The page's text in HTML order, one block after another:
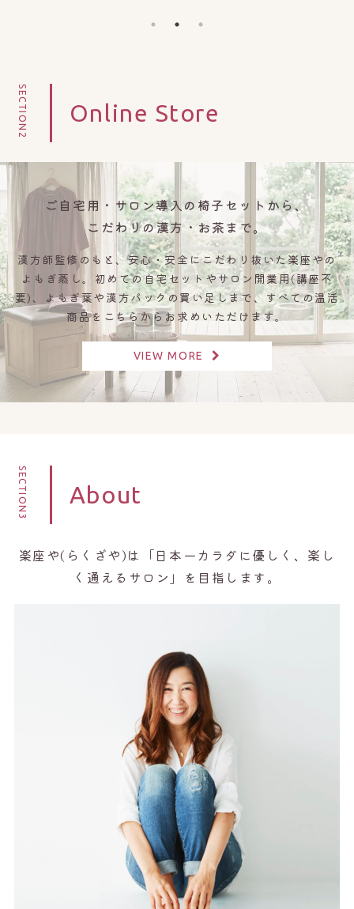
Online Store
SECTION2
ご自宅用・サロン導入の椅子セットから、
こだわりの漢方・お茶まで。
漢方師監修のもと、安心・安全にこだわり抜いた楽座やの
よもぎ蒸し。初めての自宅セットやサロン開業用(講座不
要)、よもぎ葉や漢方パックの買い足しまで、すべての温活
商品をこちらからお求めいただけます。
VIEW MORE
About
SECTION3
楽座や(らくざや)は「日本一カラダに優しく、楽し
く通えるサロン」を目指します。